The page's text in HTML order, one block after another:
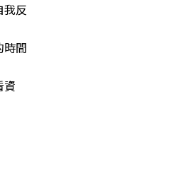
我反
時間
資